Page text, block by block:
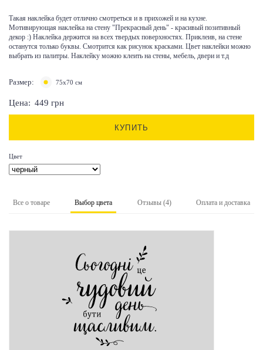
Такая наклейка будет отлично смотреться и в прихожей и на кухне.
Мотивирующая наклейка на стену "Прекрасный день" - красивый позитивный
декор :) Наклейка держится на всех твердых поверхностях. Приклеив, на стене
останутся только буквы. Смотрится как рисунок красками. Цвет наклейки можно
выбрать из палитры. Наклейку можно клеить на стены, мебель, двери и т.д
Размер: 75х70 см
Цена: 449 грн
КУПИТЬ
Цвет
Все о товаре Выбор цвета Отзывы (4) Оплата и доставка